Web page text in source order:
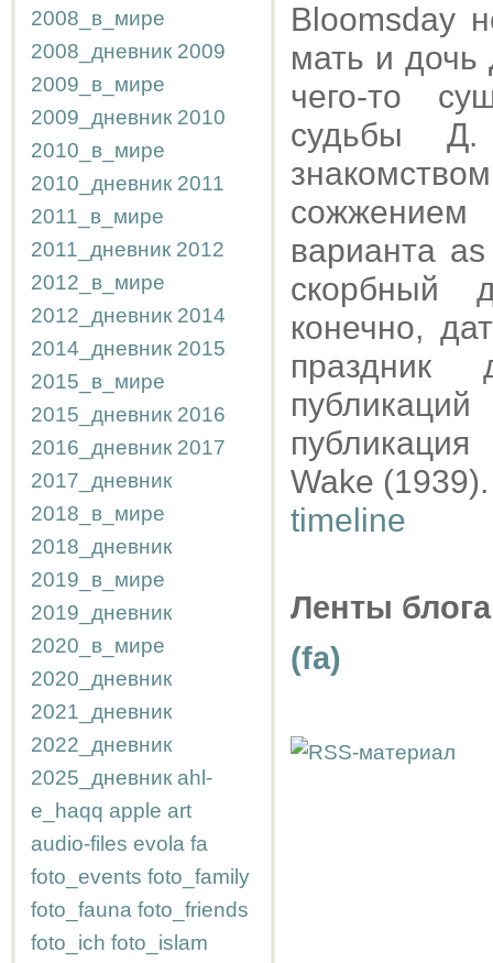
2008_в_мире
2008_дневник 2009
2009_в_мире
2009_дневник 2010
2010_в_мире
2010_дневник 2011
2011_в_мире
2011_дневник 2012
2012_в_мире
2012_дневник 2014
2014_дневник 2015
2015_в_мире
2015_дневник 2016
2016_дневник 2017
2017_дневник
2018_в_мире
2018_дневник
2019_в_мире
2019_дневник
2020_в_мире
2020_дневник
2021_дневник
2022_дневник
2025_дневник ahl-
e_haqq apple art
audio-files evola fa
foto_events foto_family
foto_fauna foto_friends
foto_ich foto_islam
Bloomsday
мать и
чего-то
судьбы Д.
варианта
скорбный
конечно,
праздник
Wake (1939).
timeline
Ленты
(fa)